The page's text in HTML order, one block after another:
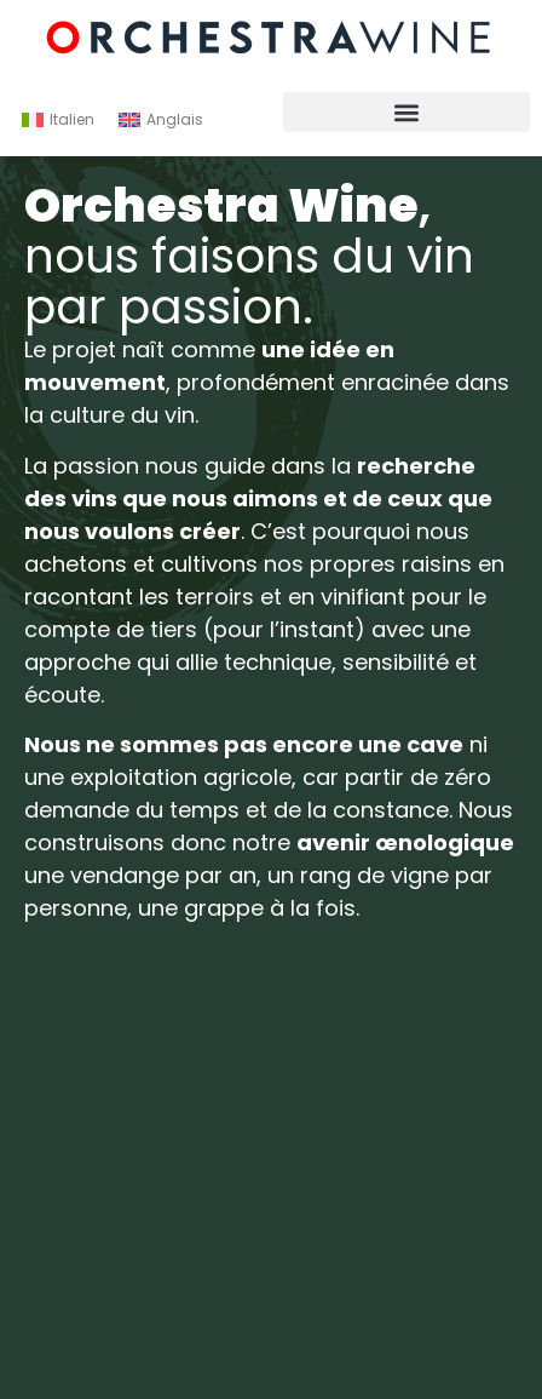
Italien Anglais
Orchestra Wine,
nous faisons du vin
par passion.
Le projet naît comme une idée en
mouvement, profondément enracinée dans
la culture du vin.
La passion nous guide dans la recherche
des vins que nous aimons et de ceux que
nous voulons créer. C’est pourquoi nous
achetons et cultivons nos propres raisins en
racontant les terroirs et en vinifiant pour le
compte de tiers (pour l’instant) avec une
approche qui allie technique, sensibilité et
écoute.
Nous ne sommes pas encore une cave ni
une exploitation agricole, car partir de zéro
demande du temps et de la constance. Nous
construisons donc notre avenir œnologique
une vendange par an, un rang de vigne par
personne, une grappe à la fois.